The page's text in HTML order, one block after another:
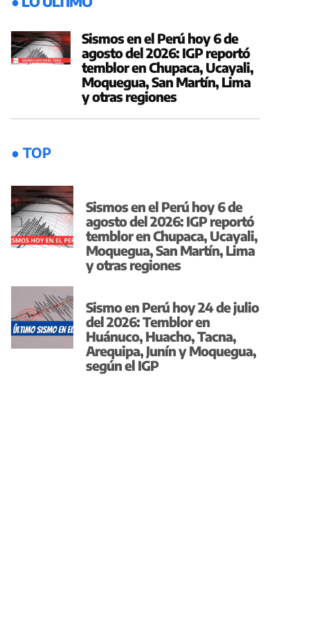
Sismos en el Perú hoy 6 de
agosto del 2026: IGP reportó
temblor en Chupaca, Ucayali,
Moquegua, San Martín, Lima
y otras regiones
● TOP
Sismos en el Perú hoy 6 de
agosto del 2026: IGP reportó
temblor en Chupaca, Ucayali,
Moquegua, San Martín, Lima
y otras regiones
Sismo en Perú hoy 24 de julio
del 2026: Temblor en
Huánuco, Huacho, Tacna,
Arequipa, Junín y Moquegua,
según el IGP